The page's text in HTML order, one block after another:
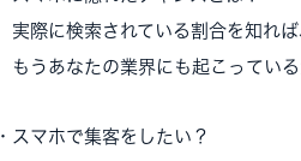
実際に検索されている割合を知れば
もうあなたの業界にも起こっている
・スマホで集客をしたい？